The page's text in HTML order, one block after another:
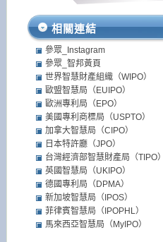
相關連結
參眾_Instagram
參眾_智邦黃頁
世界智慧財產組織（WIPO）
歐盟智慧局（EUIPO）
歐洲專利局（EPO）
美國專利商標局（USPTO）
加拿大智慧局（CIPO）
日本特許廳（JPO）
台灣經濟部智慧財產局（TIPO）
英國智慧局（UKIPO）
德國專利局（DPMA）
新加坡智慧局（IPOS）
菲律賓智慧局（IPOPHL）
馬來西亞智慧局（MyIPO）